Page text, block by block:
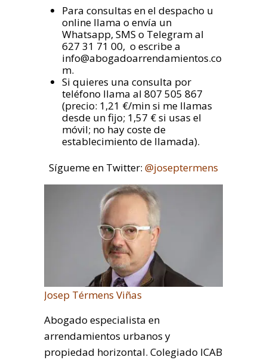
Para consultas en el despacho u
online llama o envía un
Whatsapp, SMS o Telegram al
627 31 71 00, o escribe a
info@abogadoarrendamientos.co
m.
Si quieres una consulta por
teléfono llama al 807 505 867
(precio: 1,21 €/min si me llamas
desde un fijo; 1,57 € si usas el
móvil; no hay coste de
establecimiento de llamada).
Sígueme en Twitter: @joseptermens
Josep Térmens Viñas
Abogado especialista en
arrendamientos urbanos y
propiedad horizontal. Colegiado ICAB